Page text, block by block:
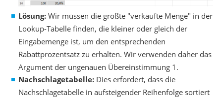
Lösung: Wir müssen die größte "verkaufte Menge" in der
Lookup-Tabelle finden, die kleiner oder gleich der
Eingabemenge ist, um den entsprechenden
Rabattprozentsatz zu erhalten. Wir verwenden daher das
Argument der ungenauen Übereinstimmung 1.
Nachschlagetabelle: Dies erfordert, dass die
Nachschlagetabelle in aufsteigender Reihenfolge sortiert